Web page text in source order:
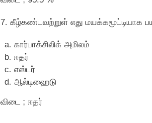
7. கீழ்கண்டவற்றுள் எது மயக்கமூட்டியாக
கார்பாக்சிலிக் அமிலம்
ஈதர்
எஸ்டர்
ஆல்டிஹைடு
விடை ; ஈதர்